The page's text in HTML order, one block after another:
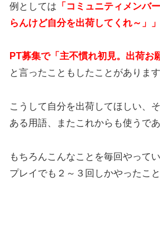
例としては 「コミュニティメンバ
らんけど自分を出荷してくれ～」」
PT募集で「主不慣れ初見。出荷お
と言ったこともしたことがありま
こうして自分を出荷してほしい、
ある用語、またこれからも使うで
もちろんこんなことを毎回やって
プレイでも２～３回しかやったこ